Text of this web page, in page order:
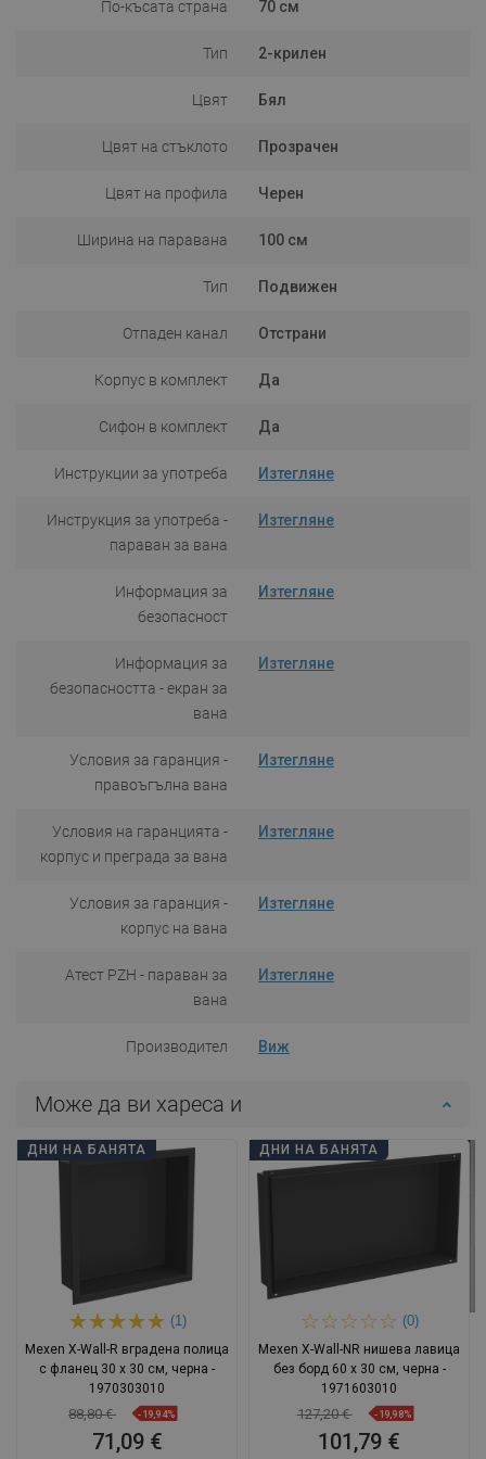
По-късата страна 70 см
Тип 2-крилен
Цвят Бял
Цвят на стъклото Прозрачен
Цвят на профила Черен
Ширина на паравана 100 см
Тип Подвижен
Отпаден канал Отстрани
Корпус в комплект Да
Сифон в комплект Да
Инструкции за употреба Изтегляне
Инструкция за употреба -
параван за вана
Изтегляне
Информация за
безопасност
Изтегляне
Информация за
безопасността - екран за
вана
Изтегляне
Условия за гаранция -
правоъгълна вана
Изтегляне
Условия на гаранцията -
корпус и преграда за вана
Изтегляне
Условия за гаранция -
корпус на вана
Изтегляне
Атест PZH - параван за
вана
Изтегляне
Производител Виж
Може да ви хареса и
ДНИ НА БАНЯТА
(1)
Mexen X-Wall-R вградена полица
с фланец 30 x 30 см, черна -
1970303010
88,80 € -19,94%
71,09 €
ДНИ НА БАНЯТА
(0)
Mexen X-Wall-NR нишева лавица
без борд 60 x 30 см, черна -
1971603010
127,20 € -19,98%
101,79 €